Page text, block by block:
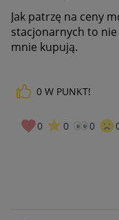
Jak patrzę na ceny
stacjonarnych to nie
mnie kupują.
0 W PUNKT!
0 0 0